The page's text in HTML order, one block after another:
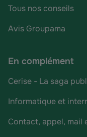
Tous nos conseils
Avis Groupama
En complément
Cerise - La saga
Informatique et
Contact, appel, mail